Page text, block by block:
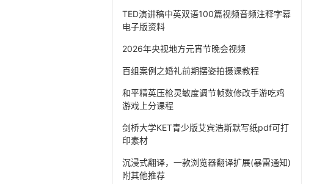
TED演讲稿中英双语100篇视频音频注释字幕
电子版资料
2026年央视地方元宵节晚会视频
百组案例之婚礼前期摆姿拍摄课教程
和平精英压枪灵敏度调节帧数修改手游吃鸡
游戏上分课程
剑桥大学KET青少版艾宾浩斯默写纸pdf可打
印素材
沉浸式翻译，一款浏览器翻译扩展(暴雷通知)
附其他推荐